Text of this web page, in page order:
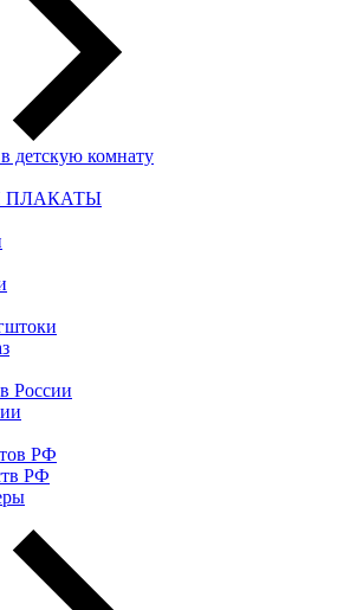
детскую комнату
ПЛАКАТЫ
России
РФ
РФ